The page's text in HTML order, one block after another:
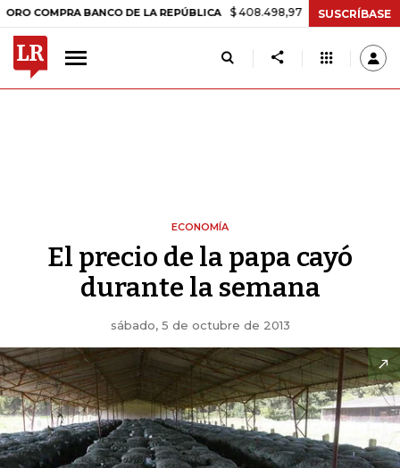
BANCO DE LA REPÚBLICA $ 408.498,97 +$ 8.753,81 +2,19%
SUSCRÍBASE
ECONOMÍA
El precio de la papa cayó
durante la semana
sábado, 5 de octubre de 2013